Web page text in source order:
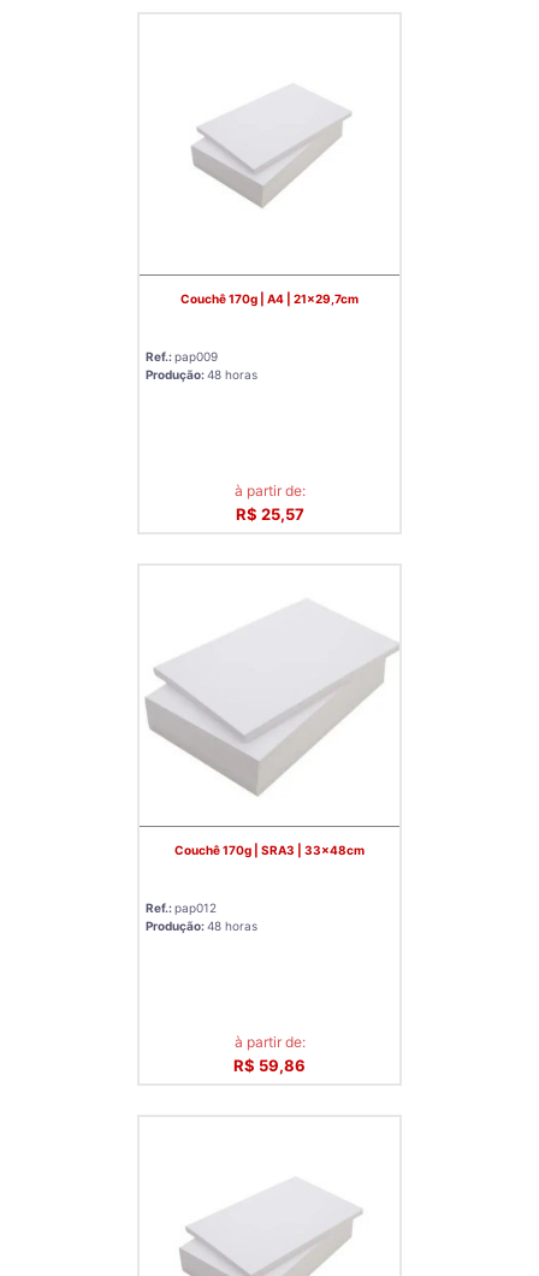
Couchê 170g | A4 | 21x29,7cm
Ref.:pap009
Produção:48 horas
à partir de:
R$ 25,57
Couchê 170g | SRA3 | 33x48cm
Ref.:pap012
Produção:48 horas
à partir de:
R$ 59,86